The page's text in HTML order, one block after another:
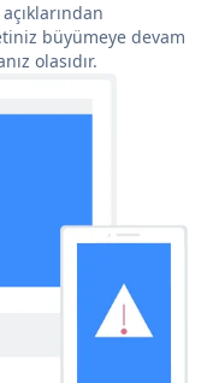
büyümeye devam
olasıdır.